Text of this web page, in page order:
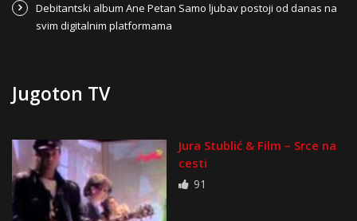
Debitantski album Ane Petan Samo ljubav postoji od danas na
svim digitalnim platformama
Jugoton TV
Jura Stublić & Film – Srce na
cesti
91